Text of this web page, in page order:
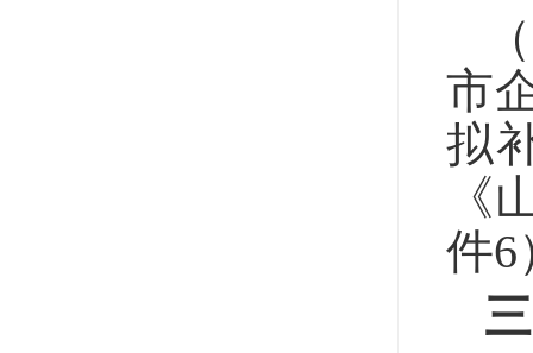
市
拟
《
件6